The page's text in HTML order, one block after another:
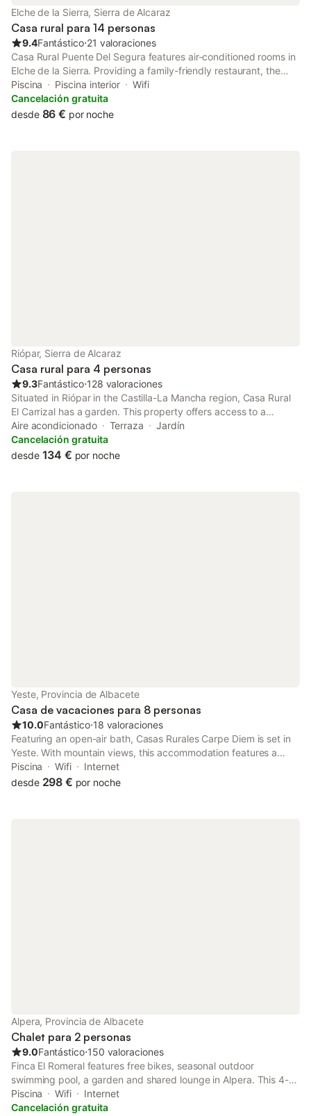
Elche de la Sierra, Sierra de Alcaraz
Casa rural para 14 personas
9.4Fantástico⋅21 valoraciones
Casa Rural Puente Del Segura features air-conditioned rooms in
Elche de la Sierra. Providing a family-friendly restaurant, the
property also has pool with a view and an open-air bath.
Piscina Piscina interior
Wifi
Cancelación gratuita
desde 86 € por noche
Riópar, Sierra de Alcaraz
Casa rural para 4 personas
9.3Fantástico⋅128 valoraciones
Situated in Riópar in the Castilla-La Mancha region, Casa Rural
El Carrizal has a garden. This property offers access to a
terrace and free private parking.
Aire acondicionado Terraza
Jardín
Cancelación gratuita
desde 134 € por noche
Yeste, Provincia de Albacete
Casa de vacaciones para 8 personas
10.0Fantástico⋅18 valoraciones
Featuring an open-air bath, Casas Rurales Carpe Diem is set in
Yeste. With mountain views, this accommodation features a
balcony and a swimming pool. The holiday home also offers free
WiFi, free private parking and facilities for disabled guests.
Piscina Wifi
Internet
desde 298 € por noche
Alpera, Provincia de Albacete
Chalet para 2 personas
9.0Fantástico⋅150 valoraciones
Finca El Romeral features free bikes, seasonal outdoor
swimming pool, a garden and shared lounge in Alpera. This 4-
star hotel offers a restaurant. There is a terrace and guests can
make use of free WiFi and free private parking.
Piscina Wifi
Internet
Cancelación gratuita